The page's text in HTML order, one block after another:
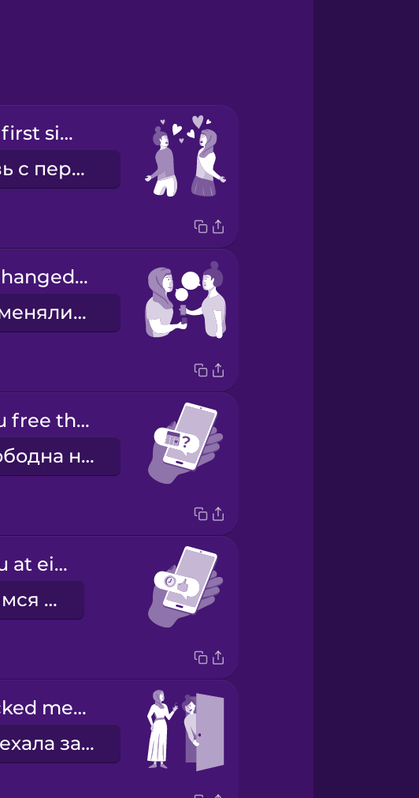
love at first sight
любовь с первого взгляда
we exchanged phone numbers
мы обменялись номерами телефонов
Are you free this weekend?
Ты свободна на выходных?
See you at eight!
Увидимся в 8.
she picked me up
она заехала за мной